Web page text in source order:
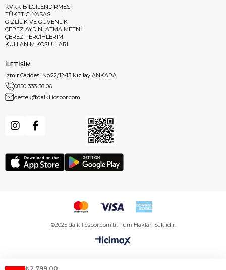
KVKK BİLGİLENDİRMESİ
TÜKETİCİ YASASI
GİZLİLİK VE GÜVENLİK
ÇEREZ AYDINLATMA METNİ
ÇEREZ TERCİHLERİM
KULLANIM KOŞULLARI
İLETİŞİM
İzmir Caddesi No:22/12-13 Kızılay ANKARA
0850 333 36 06
destek@dalkilicspor.com
©2025 dalkilicspor.com.tr. Tüm Hakları Saklıdır.